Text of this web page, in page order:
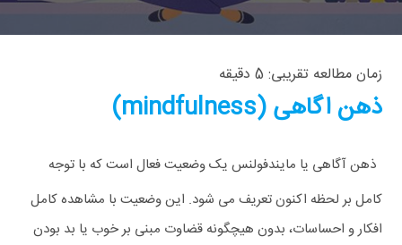
زمان مطالعه تقریبی: 5 دقیقه
ذهن اگاهی (mindfulness)
ذهن‌ آگاهی یا مایندفولنس یک وضعیت فعال است که با توجه
کامل بر لحظه اکنون تعریف می شود. این وضعیت با مشاهده کامل
افکار و احساسات، بدون هیچگونه قضاوت مبنی بر خوب یا بد بودن